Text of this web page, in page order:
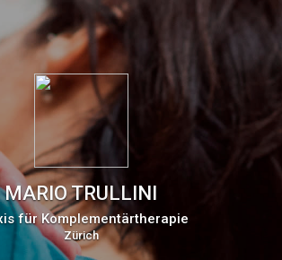
MARIO TRULLINI
für Komplementärtherapie
Zürich